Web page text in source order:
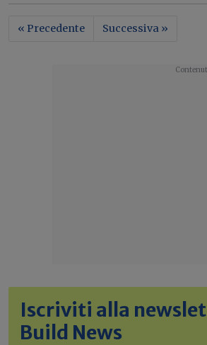
« Precedente Successiva »
Iscriviti alla
Build News